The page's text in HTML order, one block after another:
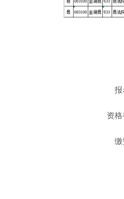
报
资格
缴